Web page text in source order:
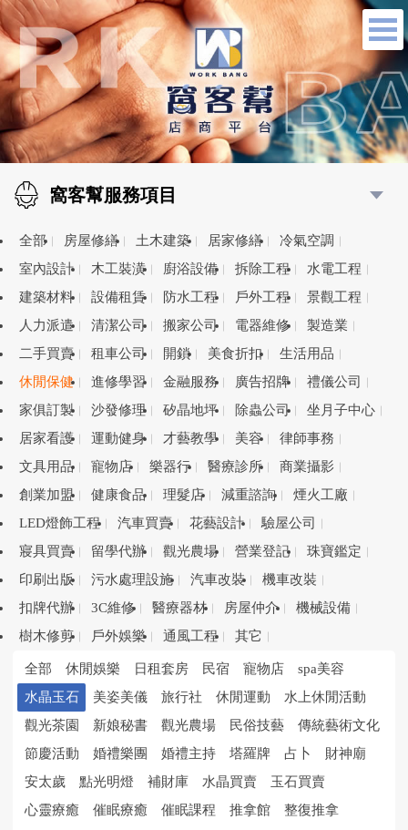
窩客幫服務項目
全部 房屋修繕 土木建築 居家修繕
冷氣空調
室內設計
木工裝潢 廚浴設備 拆除工程
水電工程
建築材料
設備租賃 防水工程 戶外工程
景觀工程
人力派遣
清潔公司 搬家公司 電器維修
製造業
二手買賣
租車公司 開鎖 美食折扣
生活用品
休閒保健
進修學習 金融服務 廣告招牌
禮儀公司
家俱訂製
沙發修理 矽晶地坪 除蟲公司
坐月子中心
居家看護
運動健身 才藝教學 美容
律師事務
文具用品
寵物店 樂器行 醫療診所
商業攝影
創業加盟
健康食品 理髮店 減重諮詢
煙火工廠
LED燈飾工程
汽車買賣 花藝設計
驗屋公司
寢具買賣
留學代辦 觀光農場 營業登記
珠寶鑑定
印刷出版
污水處理設施 汽車改裝
機車改裝
扣牌代辦
3C維修 醫療器材 房屋仲介
機械設備
樹木修剪
戶外娛樂 通風工程 其它
全部 休閒娛樂 日租套房 民宿 寵物店
spa美容
水晶玉石
美姿美儀 旅行社 休閒運動
水上休閒活動
觀光茶園
新娘秘書 觀光農場 民俗技藝
傳統藝術文化
節慶活動
婚禮樂團 婚禮主持 塔羅牌 占卜
財神廟
安太歲
點光明燈 補財庫 水晶買賣
玉石買賣
心靈療癒
催眠療癒 催眠課程 推拿館
整復推拿